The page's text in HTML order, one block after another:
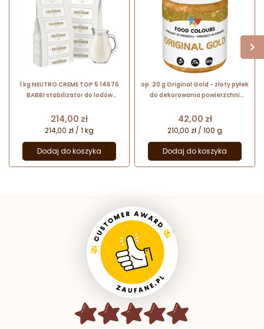
1 kg NEUTRO CREME TOP 5 14676
BABBI stabilizator do lodów
stosowania na gorąco
Cena
214,00 zł
214,00 zł / 1 kg
Dodaj do koszyka
op. 20 g Original Gold - złoty pyłek
do dekorowania powierzchni
WS-P-157 Food Colours
Cena
42,00 zł
210,00 zł / 100 g
Dodaj do koszyka